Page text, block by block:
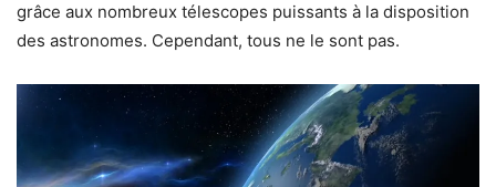
grâce aux nombreux télescopes puissants à la disposition
des astronomes. Cependant, tous ne le sont pas.